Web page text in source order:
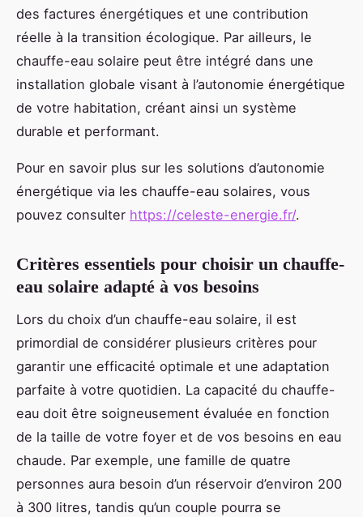
des factures énergétiques et une contribution
réelle à la transition écologique. Par ailleurs, le
chauffe-eau solaire peut être intégré dans une
installation globale visant à l’autonomie énergétique
de votre habitation, créant ainsi un système
durable et performant.
Pour en savoir plus sur les solutions d’autonomie
énergétique via les chauffe-eau solaires, vous
pouvez consulter https://celeste-energie.fr/.
Critères essentiels pour choisir un chauffe-
eau solaire adapté à vos besoins
Lors du choix d’un chauffe-eau solaire, il est
primordial de considérer plusieurs critères pour
garantir une efficacité optimale et une adaptation
parfaite à votre quotidien. La capacité du chauffe-
eau doit être soigneusement évaluée en fonction
de la taille de votre foyer et de vos besoins en eau
chaude. Par exemple, une famille de quatre
personnes aura besoin d’un réservoir d’environ 200
à 300 litres, tandis qu’un couple pourra se